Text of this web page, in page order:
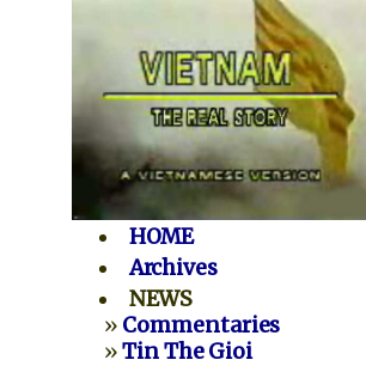
HOME
Archives
NEWS
» Commentaries
»Tin The Gioi